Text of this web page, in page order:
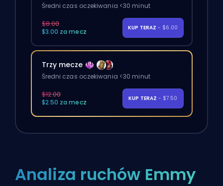
Średni czas oczekiwania <30 minut
$8.00
$3.00 za mecz
KUP TERAZ - $6.00
Trzy mecze
Średni czas oczekiwania <30 minut
$12.00
$2.50 za mecz
KUP TERAZ - $7.50
Analiza ruchów Emmy